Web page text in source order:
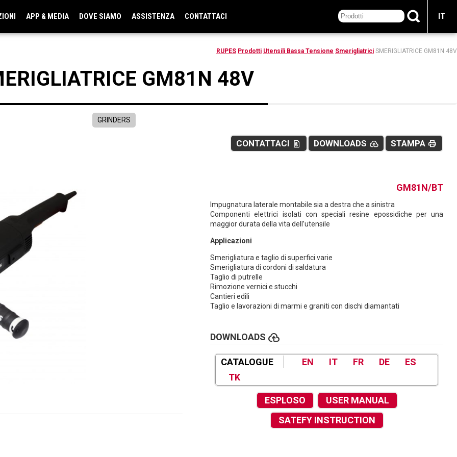
APP & MEDIA DOVE SIAMO ASSISTENZA CONTATTACI IT
RUPES Prodotti Utensili Bassa Tensione Smerigliatrici SMERIGLIATRICE GM81N 48V
GM81N 48V
GRINDERS
STAMPA print
DOWNLOADS cloud_upload
CONTATTACI file_present
GM81N/BT
Impugnatura laterale montabile sia a destra che a sinistra
Componenti elettrici isolati con speciali resine epossidiche per una
maggior durata della vita dell’utensile
Applicazioni
Smerigliatura e taglio di superfici varie
Smerigliatura di cordoni di saldatura
Taglio di putrelle
Rimozione vernici e stucchi
Cantieri edili
Taglio e lavorazioni di marmi e graniti con dischi diamantati
DOWNLOADS cloud_upload
CATALOGUE EN IT FR DE
ES
TK
ESPLOSO
USER MANUAL
SATEFY INSTRUCTION